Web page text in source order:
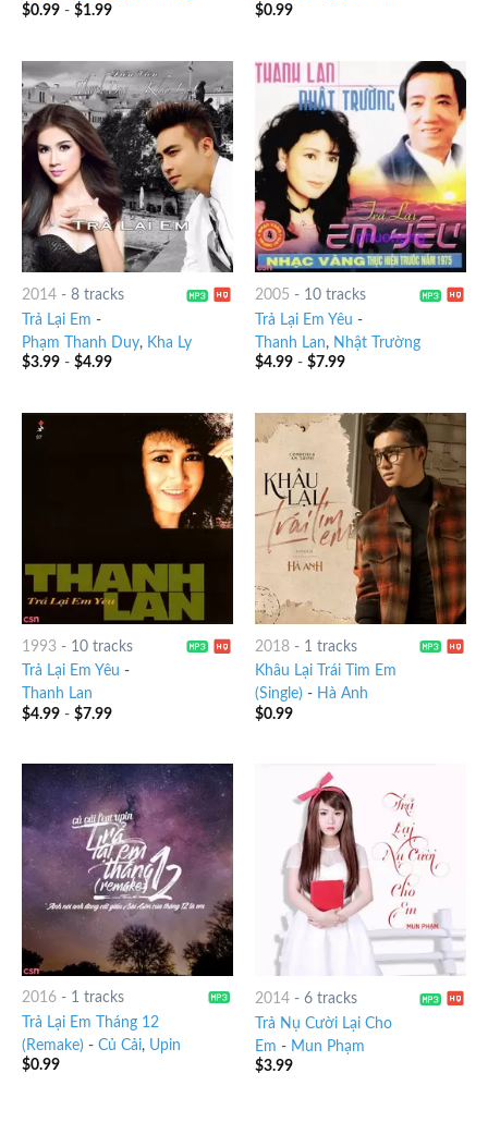
$0.99- $1.99
$0.99
2014- 8 tracks
Trả Lại Em -
Phạm Thanh Duy, Kha Ly
$3.99- $4.99
2005 - 10 tracks
Trả Lại Em Yêu -
Thanh Lan, Nhật Trường
$4.99- $7.99
1993- 10 tracks
Trả Lại Em Yêu -
Thanh Lan
$4.99- $7.99
2018- 1 tracks
Khâu Lại Trái Tim Em
(Single) - Hà Anh
$0.99
2016- 1 tracks
Trả Lại Em Tháng 12
(Remake) - Củ Cải, Upin
$0.99
2014- 6 tracks
Trả Nụ Cười Lại Cho
Em - Mun Phạm
$3.99